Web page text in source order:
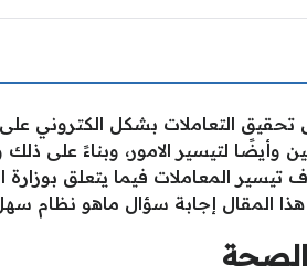
تحقيق التعاملات بشكل الكتروني
وأيضًا لتيسير الامور، وبناءً على
المعاملات فيما يتعلق
المقال إجابة سؤال ماهو نظام